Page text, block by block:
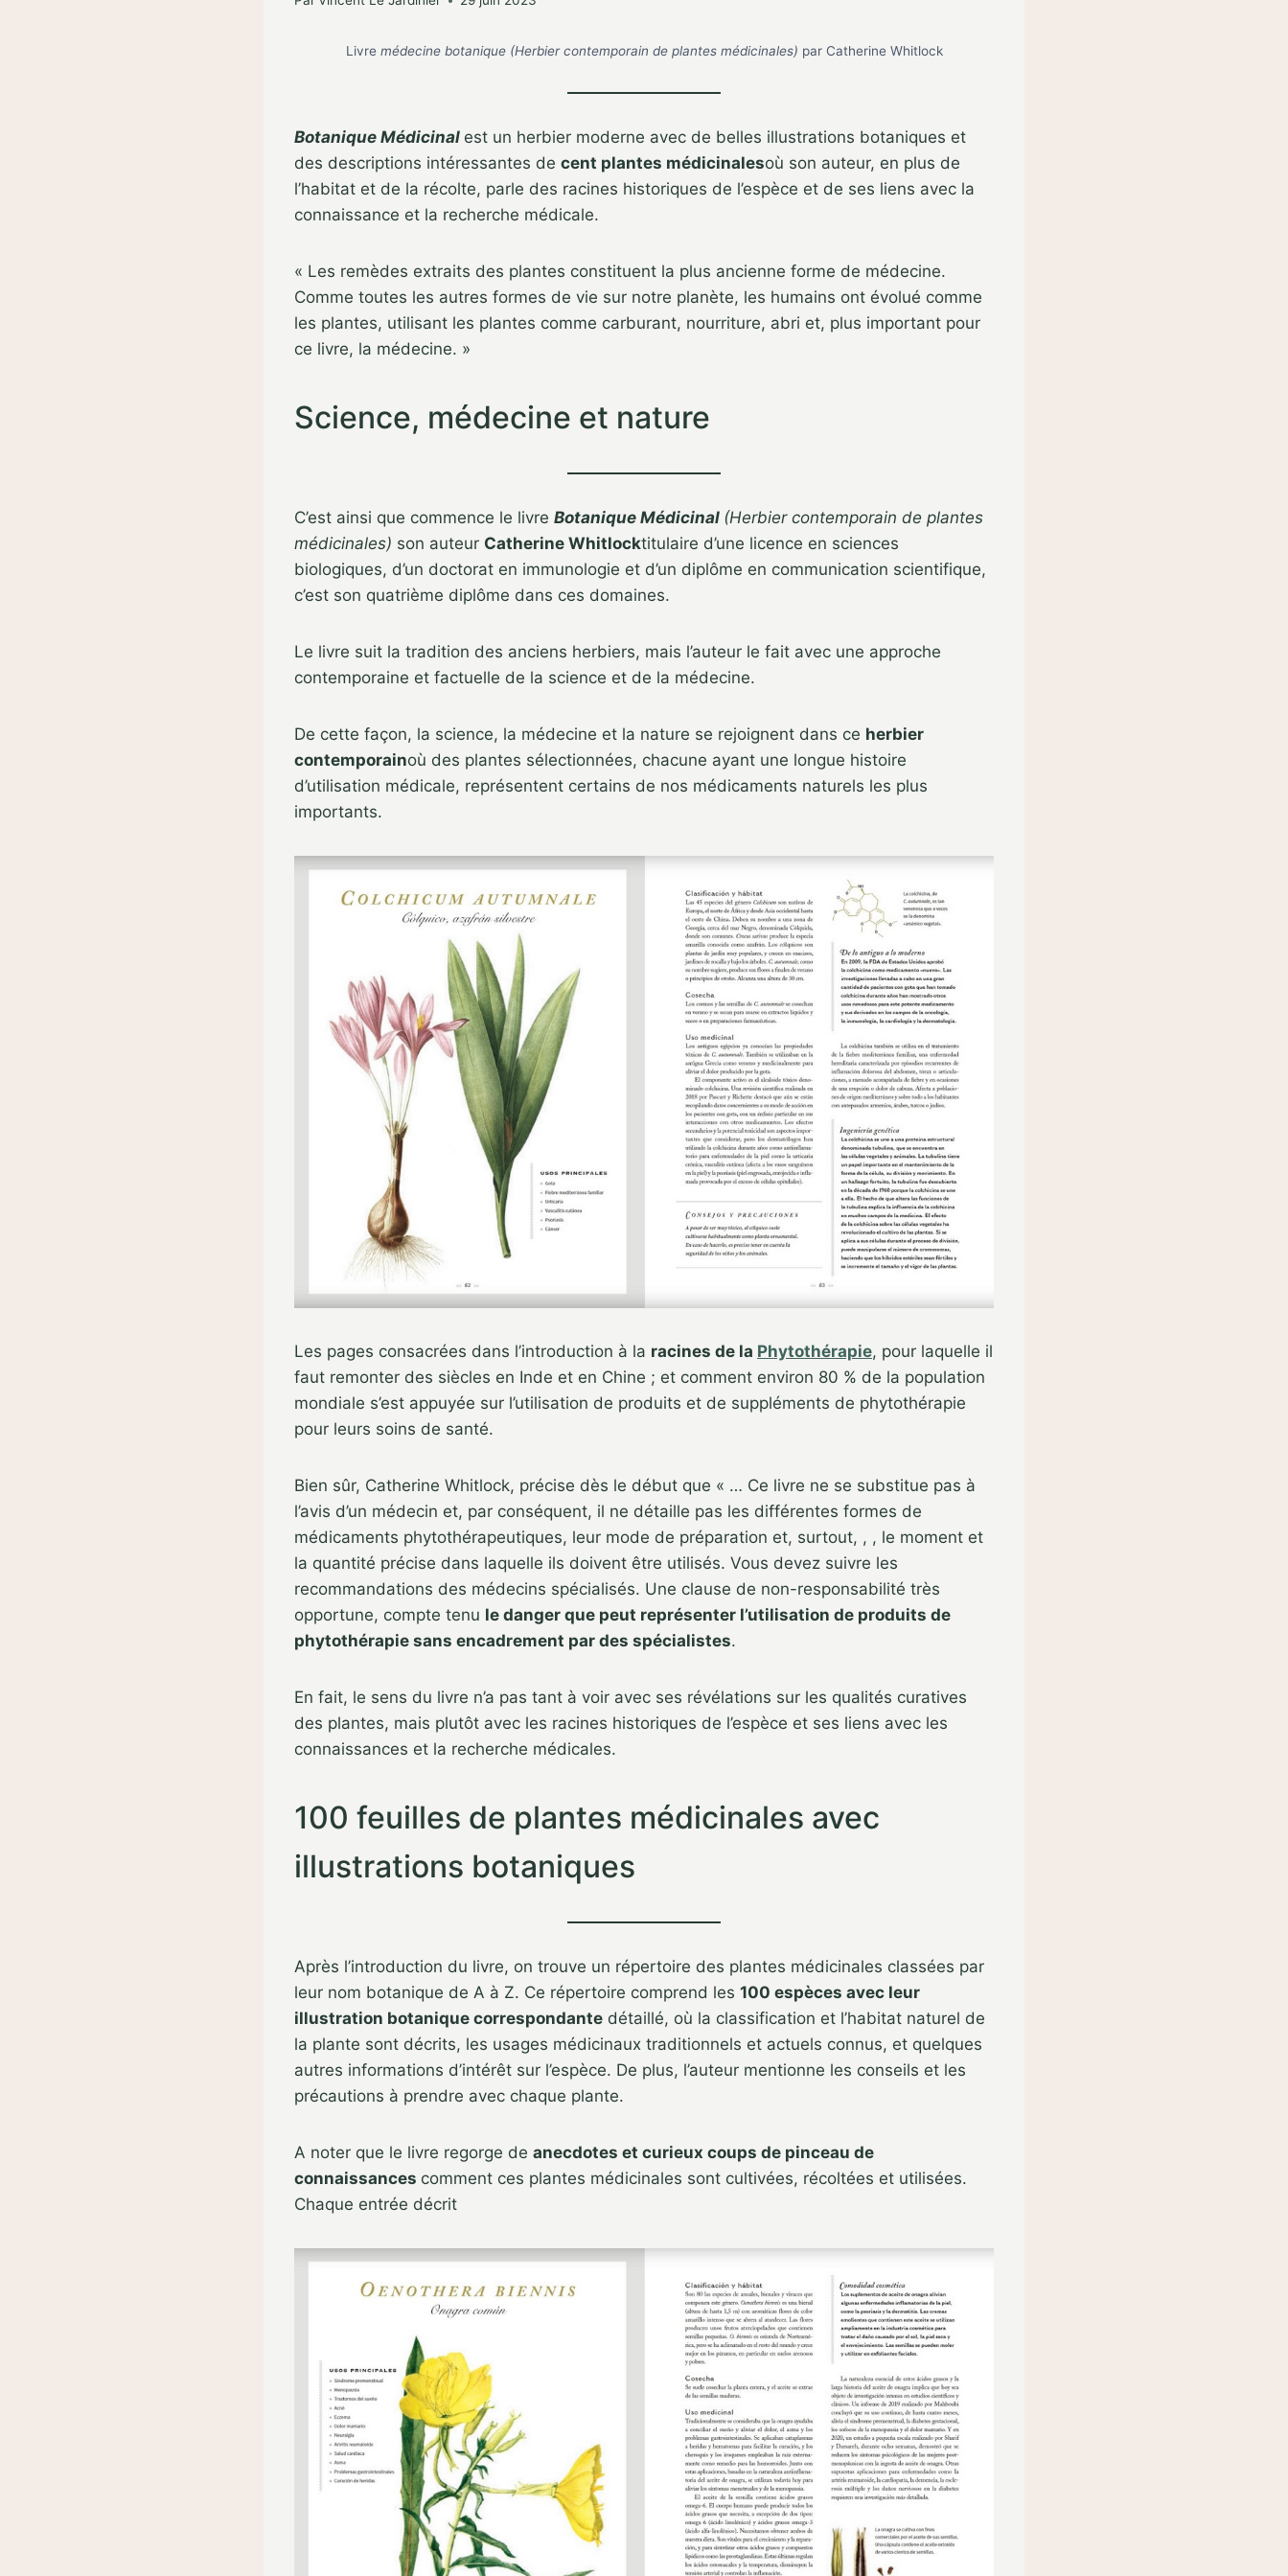
Livre médecine botanique (Herbier contemporain de plantes médicinales) par Catherine Whitlock
Botanique Médicinal est un herbier moderne avec de belles illustrations botaniques et
des descriptions intéressantes de cent plantes médicinalesoù son auteur, en plus de
l’habitat et de la récolte, parle des racines historiques de l’espèce et de ses liens avec la
connaissance et la recherche médicale.
« Les remèdes extraits des plantes constituent la plus ancienne forme de médecine.
Comme toutes les autres formes de vie sur notre planète, les humains ont évolué comme
les plantes, utilisant les plantes comme carburant, nourriture, abri et, plus important pour
ce livre, la médecine. »
Science, médecine et nature
C’est ainsi que commence le livre Botanique Médicinal (Herbier contemporain de plantes
médicinales) son auteur Catherine Whitlocktitulaire d’une licence en sciences
biologiques, d’un doctorat en immunologie et d’un diplôme en communication scientifique,
c’est son quatrième diplôme dans ces domaines.
Le livre suit la tradition des anciens herbiers, mais l’auteur le fait avec une approche
contemporaine et factuelle de la science et de la médecine.
De cette façon, la science, la médecine et la nature se rejoignent dans ce herbier
contemporainoù des plantes sélectionnées, chacune ayant une longue histoire
d’utilisation médicale, représentent certains de nos médicaments naturels les plus
importants.
Les pages consacrées dans l’introduction à la racines de la Phytothérapie, pour laquelle il
faut remonter des siècles en Inde et en Chine ; et comment environ 80 % de la population
mondiale s’est appuyée sur l’utilisation de produits et de suppléments de phytothérapie
pour leurs soins de santé.
Bien sûr, Catherine Whitlock, précise dès le début que « … Ce livre ne se substitue pas à
l’avis d’un médecin et, par conséquent, il ne détaille pas les différentes formes de
médicaments phytothérapeutiques, leur mode de préparation et, surtout, , , le moment et
la quantité précise dans laquelle ils doivent être utilisés. Vous devez suivre les
recommandations des médecins spécialisés. Une clause de non-responsabilité très
opportune, compte tenu le danger que peut représenter l’utilisation de produits de
phytothérapie sans encadrement par des spécialistes.
En fait, le sens du livre n’a pas tant à voir avec ses révélations sur les qualités curatives
des plantes, mais plutôt avec les racines historiques de l’espèce et ses liens avec les
connaissances et la recherche médicales.
100 feuilles de plantes médicinales avec
illustrations botaniques
Après l’introduction du livre, on trouve un répertoire des plantes médicinales classées par
leur nom botanique de A à Z. Ce répertoire comprend les 100 espèces avec leur
illustration botanique correspondante détaillé, où la classification et l’habitat naturel de
la plante sont décrits, les usages médicinaux traditionnels et actuels connus, et quelques
autres informations d’intérêt sur l’espèce. De plus, l’auteur mentionne les conseils et les
précautions à prendre avec chaque plante.
A noter que le livre regorge de anecdotes et curieux coups de pinceau de
connaissances comment ces plantes médicinales sont cultivées, récoltées et utilisées.
Chaque entrée décrit